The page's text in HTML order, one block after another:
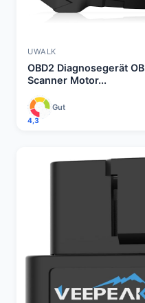
UWALK
OBD2 Diagnosegerät
Scanner Motor...
4,3
Gut